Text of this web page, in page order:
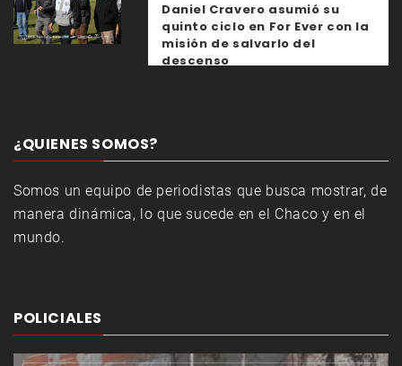
Daniel Cravero asumió su
quinto ciclo en For Ever con la
misión de salvarlo del
descenso
¿QUIENES SOMOS?
Somos un equipo de periodistas que busca mostrar, de
manera dinámica, lo que sucede en el Chaco y en el
mundo.
POLICIALES